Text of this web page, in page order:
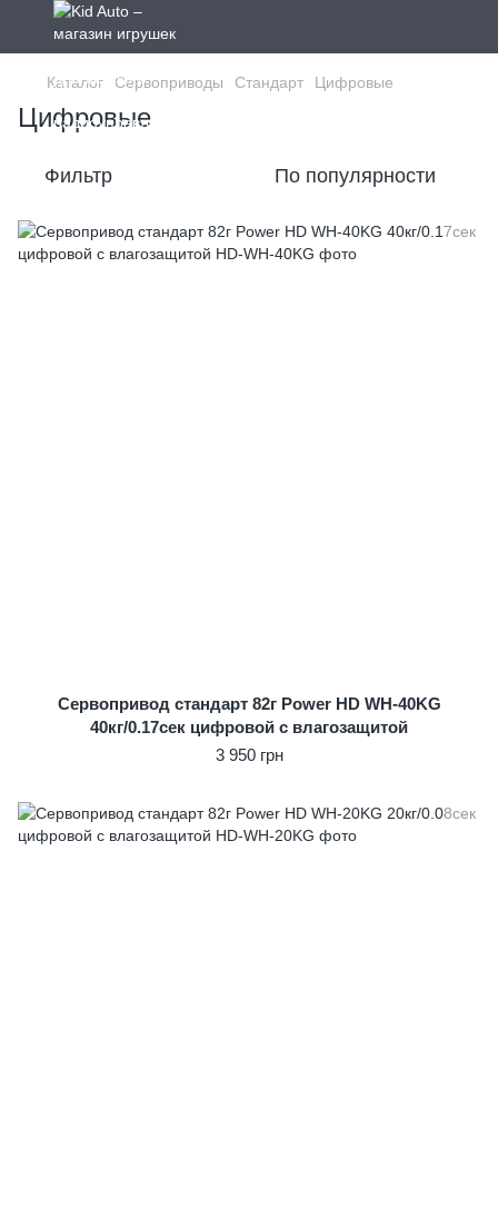
Каталог Сервоприводы Стандарт Цифровые
Цифровые
Фильтр По популярности
Сервопривод стандарт 82г Power HD WH-40KG
40кг/0.17сек цифровой с влагозащитой
3 950 грн